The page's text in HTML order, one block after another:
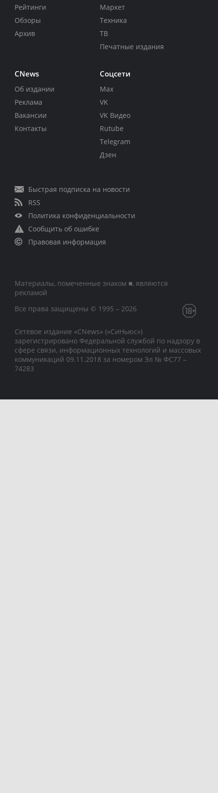
Рейтинги
Обзоры
Архив
Маркет
Техника
ТВ
Печатные издания
CNews
Об издании
Реклама
Вакансии
Контакты
Соцсети
Max
VK
VK Видео
Rutube
Telegram
Дзен
Быстрая подписка на новости
RSS
Политика конфиденциальности
Сообщить об ошибке
Правовая информация
Материалы, помеченные знаком ■, являются
рекламой
Все права защищены © 1995 – 2026
Сетевое издание «CNews» («СиНьюс»)
зарегистрировано Федеральной службой по надзору в
сфере связи, информационных технологий и массовых
коммуникаций 09.11.2018 за номером Эл № ФС77 –
74283